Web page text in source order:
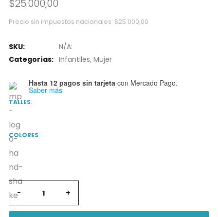
$25.000,00
Precio sin impuestos nacionales: $25.000,00
SKU:
N/A:
Categorías: Infantiles, Mujer
Hasta 12 pagos sin tarjetacon Mercado Pago.
Saber más
TALLES:
COLORES:
- +